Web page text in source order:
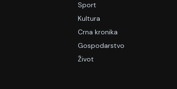
Sport
Kultura
Crna kronika
Gospodarstvo
Život